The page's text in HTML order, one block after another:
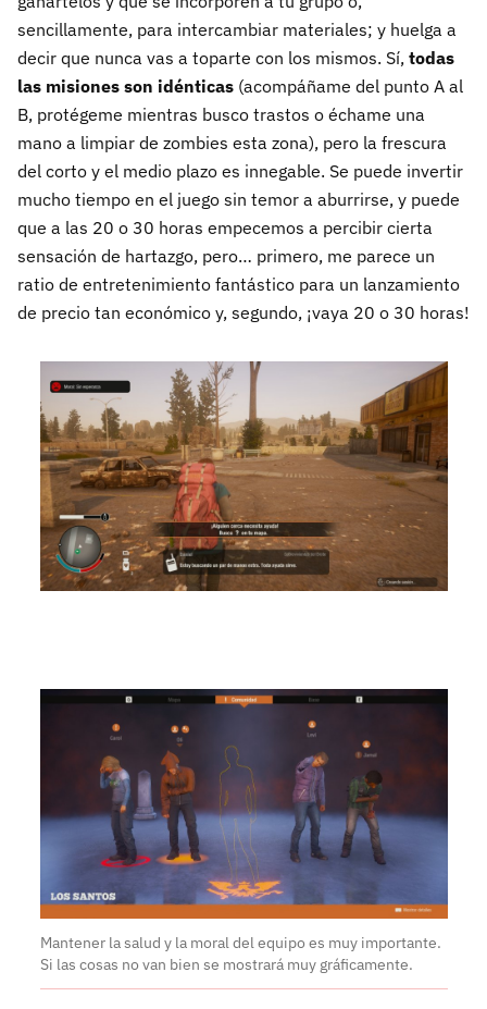
sencillamente, para intercambiar materiales; y huelga a
decir que nunca vas a toparte con los mismos. Sí, todas
las misiones son idénticas (acompáñame del punto A al
B, protégeme mientras busco trastos o échame una
mano a limpiar de zombies esta zona), pero la frescura
del corto y el medio plazo es innegable. Se puede invertir
mucho tiempo en el juego sin temor a aburrirse, y puede
que a las 20 o 30 horas empecemos a percibir cierta
sensación de hartazgo, pero… primero, me parece un
ratio de entretenimiento fantástico para un lanzamiento
de precio tan económico y, segundo, ¡vaya 20 o 30 horas!
Mantener la salud y la moral del equipo es muy importante.
Si las cosas no van bien se mostrará muy gráficamente.